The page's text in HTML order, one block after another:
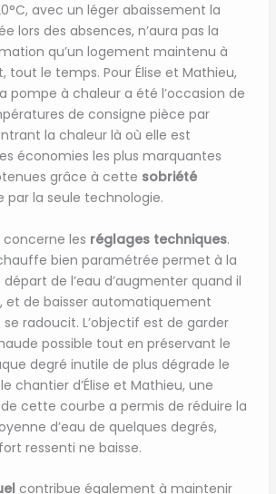
avec un léger abaissement la
lors des absences, n’aura pas la
qu’un logement maintenu à
tout le temps. Pour Élise et Mathieu,
pompe à chaleur a été l’occasion de
de consigne pièce par
la chaleur là où elle est
économies les plus marquantes
grâce à cette sobriété
par la seule technologie.
concerne les réglages techniques.
bien paramétrée permet à la
de l’eau d’augmenter quand il
et de baisser automatiquement
radoucit. L’objectif est de garder
possible tout en préservant le
degré inutile de plus dégrade le
chantier d’Élise et Mathieu, une
cette courbe a permis de réduire la
d’eau de quelques degrés,
ressenti ne baisse.
contribue également à maintenir